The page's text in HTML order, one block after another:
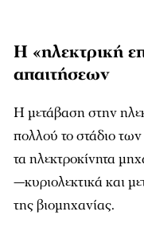
Η «ηλεκτρική
απαιτήσεων
Η μετάβαση στην
πολλού το στάδιο
τα ηλεκτροκίνητα
—κυριολεκτικά και
της βιομηχανίας.